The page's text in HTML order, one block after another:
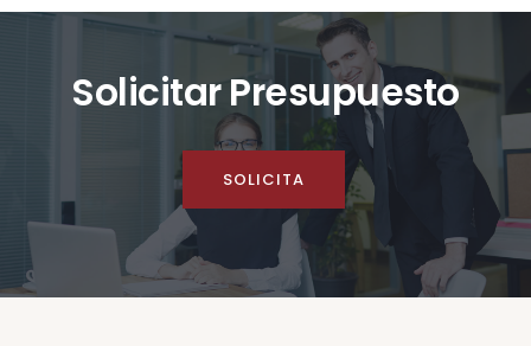
Solicitar Presupuesto
SOLICITA